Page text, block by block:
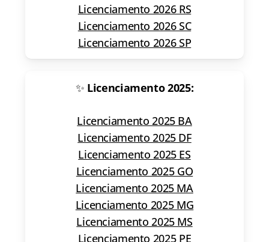
Licenciamento 2026 RS
Licenciamento 2026 SC
Licenciamento 2026 SP
✨ Licenciamento 2025:
Licenciamento 2025 BA
Licenciamento 2025 DF
Licenciamento 2025 ES
Licenciamento 2025 GO
Licenciamento 2025 MA
Licenciamento 2025 MG
Licenciamento 2025 MS
Licenciamento 2025 PE